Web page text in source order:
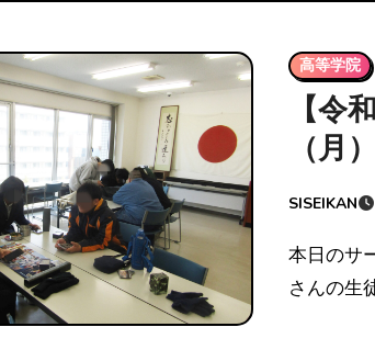
高等学院
【令
（月
SISEIKAN
本日のサークルは普段とは見違えるほどたく
さんの生